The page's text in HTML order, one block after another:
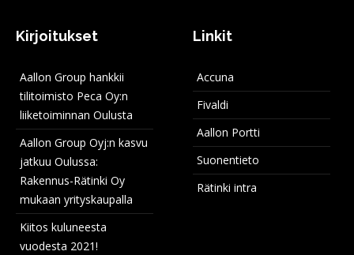
Kirjoitukset
Aallon Group hankkii
tilitoimisto Peca Oy:n
liiketoiminnan Oulusta
Aallon Group Oyj:n kasvu
jatkuu Oulussa:
Rakennus-Rätinki Oy
mukaan yrityskaupalla
Kiitos kuluneesta
vuodesta 2021!
Linkit
Accuna
Fivaldi
Aallon Portti
Suonentieto
Rätinki intra